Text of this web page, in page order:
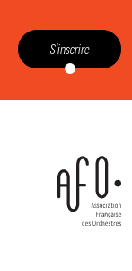
S'inscrire